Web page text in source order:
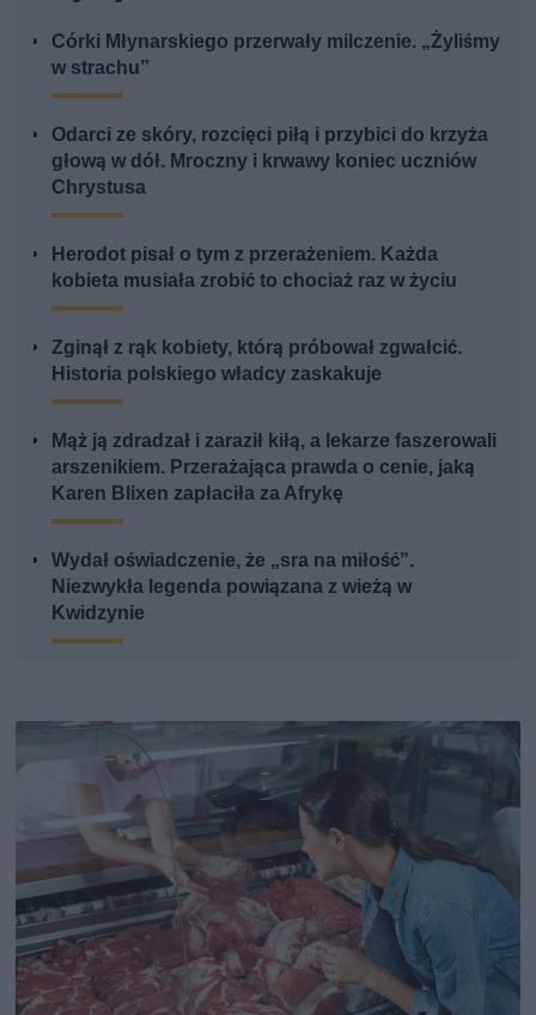
Córki Młynarskiego przerwały milczenie. „Żyliśmy
w strachu”
Odarci ze skóry, rozcięci piłą i przybici do krzyża
głową w dół. Mroczny i krwawy koniec uczniów
Chrystusa
Herodot pisał o tym z przerażeniem. Każda
kobieta musiała zrobić to chociaż raz w życiu
Zginął z rąk kobiety, którą próbował zgwałcić.
Historia polskiego władcy zaskakuje
Mąż ją zdradzał i zaraził kiłą, a lekarze faszerowali
arszenikiem. Przerażająca prawda o cenie, jaką
Karen Blixen zapłaciła za Afrykę
Wydał oświadczenie, że „sra na miłość”.
Niezwykła legenda powiązana z wieżą w
Kwidzynie